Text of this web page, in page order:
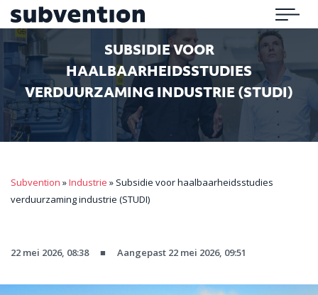
Subvention Menu
SUBSIDIE VOOR
HAALBAARHEIDSSTUDIES
VERDUURZAMING INDUSTRIE (STUDI)
Subvention »Industrie » Subsidie voor haalbaarheidsstudies
verduurzaming industrie (STUDI)
22 mei 2026, 08:38 ■ Aangepast 22 mei 2026, 09:51